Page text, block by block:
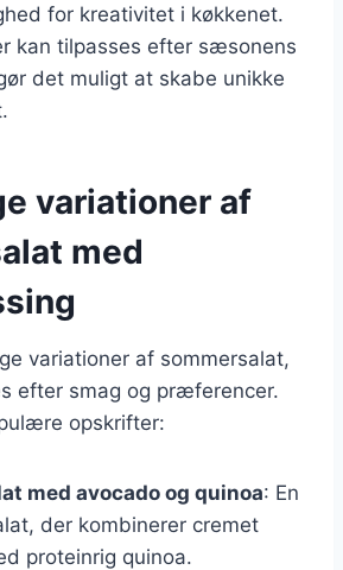
for kreativitet i køkkenet.
kan tilpasses efter sæsonens
det muligt at skabe unikke
variationer af
med
variationer af sommersalat,
efter smag og præferencer.
opskrifter:
med avocado og quinoa: En
der kombinerer cremet
proteinrig quinoa.